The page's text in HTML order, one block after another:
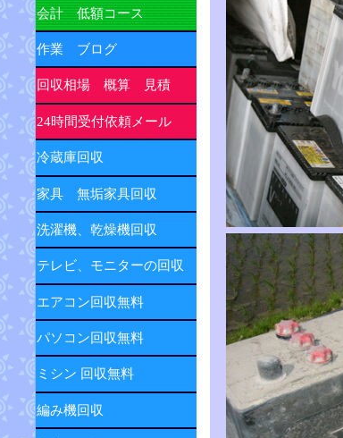
会計 低額コース
作業 ブログ
回収相場 概算 見積
24時間受付依頼メール
冷蔵庫回収
家具 無垢家具回収
洗濯機、乾燥機回収
テレビ、モニターの回収
エアコン回収無料
パソコン回収無料
ミシン 回収無料
編み機回収